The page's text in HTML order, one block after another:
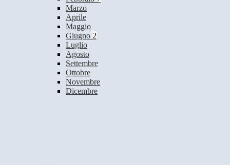
Marzo
Aprile
Maggio
Giugno 2
Luglio
Agosto
Settembre
Ottobre
Novembre
Dicembre